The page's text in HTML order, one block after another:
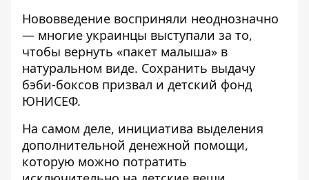
Нововведение восприняли неоднозначно
— многие украинцы выступали за то,
чтобы вернуть «пакет малыша» в
натуральном виде. Сохранить выдачу
бэби-боксов призвал и детский фонд
ЮНИСЕФ.
На самом деле, инициатива выделения
дополнительной денежной помощи,
которую можно потратить